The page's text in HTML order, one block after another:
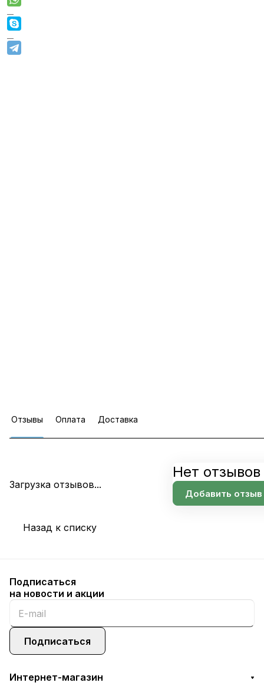
Отзывы Оплата Доставка
Загрузка отзывов...
Нет отзывов
Добавить отзыв
Назад к списку
Подписаться
на новости и акции
Подписаться
Интернет-магазин